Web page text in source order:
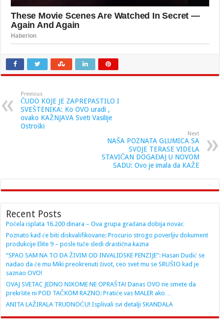
Previous
ČUDO KOJE JE ZAPREPASTILO I
SVEŠTENIKA: Ko OVO uradi ,
ovako KAŽNJAVA Sveti Vasilije
Ostroški
Next
NAŠA POZNATA GLUMICA SA
SVOJE TERASE VIDELA
STAVIČAN DOGAĐAJ U NOVOM
SADU: Ovo je imala da KAŽE
Recent Posts
Počela isplata 16.200 dinara – Ova grupa građana dobija novac
Poznato kad će biti diskvalifikovane: Procurio strogo poverljiv dokument
produkcije Elite 9 – posle tuče sledi drastična kazna
“SPAO SAM NA TO DA ŽIVIM OD INVALIDSKE PENZIJE”: Hasan Dudić se
nadao da će mu Miki preokrenuti život, ceo svet mu se SRUŠIO kad je
saznao OVO!
OVAJ SVETAC JEDNO NIKOME NE OPRAŠTA! Danas OVO ne smete da
prekršite ni POD TAČKOM RAZNO: Pratiće vas MALER ako…
ANITA LAŽIRALA TRUDNOĆU! Isplivali svi detalji SKANDALA